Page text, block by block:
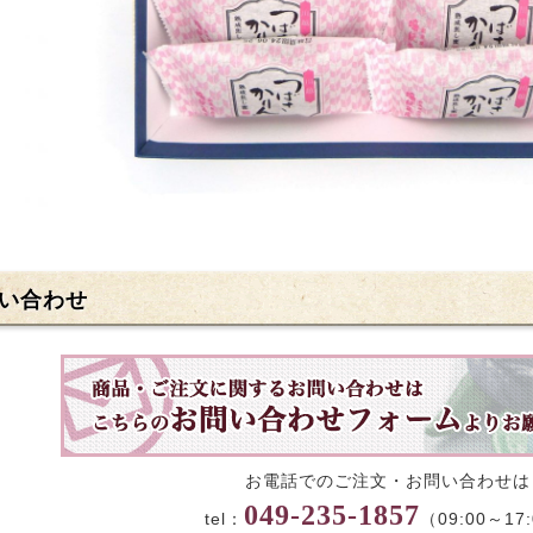
合わせ
お電話でのご注文・お問い合わせは
tel： 049-235-1857 （09:00～